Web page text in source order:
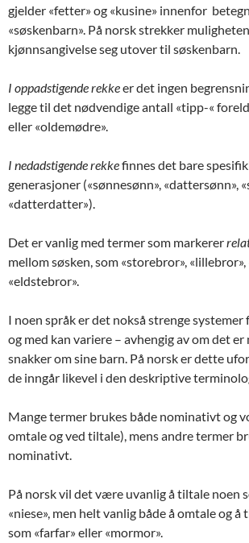
gjelder «fetter» og «kusine» innenfor
«søskenbarn». På norsk strekker
kjønnsangivelse seg utover til søskenbarn.
I oppadstigende rekkeer det ingen
legge til det nødvendige antall «tipp-«
eller «oldemødre».
I nedadstigende rekkefinnes det bare
generasjoner («sønnesønn», «dattersønn»,
«datterdatter»).
Det er vanlig med termer som markerer
mellom søsken, som «storebror»,
«eldstebror».
I noen språk er det nokså strenge systemer
og med kan variere – avhengig av om det
snakker om sine barn. På norsk er dette
de inngår likevel i den deskriptive
Mange termer brukes både nominativt og
omtale og ved tiltale), mens andre termer
nominativt.
På norsk vil det være uvanlig å tiltale noen
«niese», men helt vanlig både å omtale og å
som «farfar» eller «mormor».